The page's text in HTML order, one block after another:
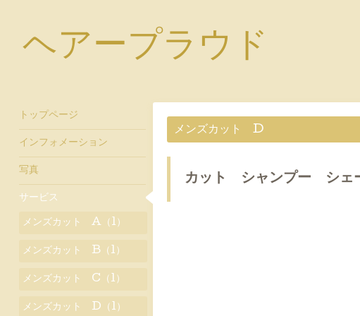
ヘアープラウド
メンズカット D
カット シャンプー シ
トップページ
インフォメーション
写真
サービス
メンズカット A（1）
メンズカット B（1）
メンズカット C（1）
メンズカット D（1）